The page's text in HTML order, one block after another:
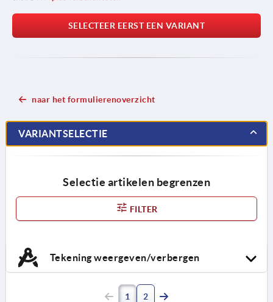
SELECTEER EERST EEN VARIANT
naar het formulierenoverzicht
VARIANTSELECTIE
Selectie artikelen begrenzen
FILTER
Tekening weergeven/verbergen
1 2